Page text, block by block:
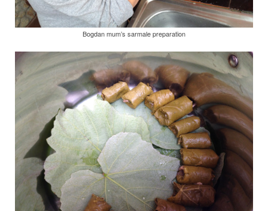
Bogdan mum’s sarmale preparation